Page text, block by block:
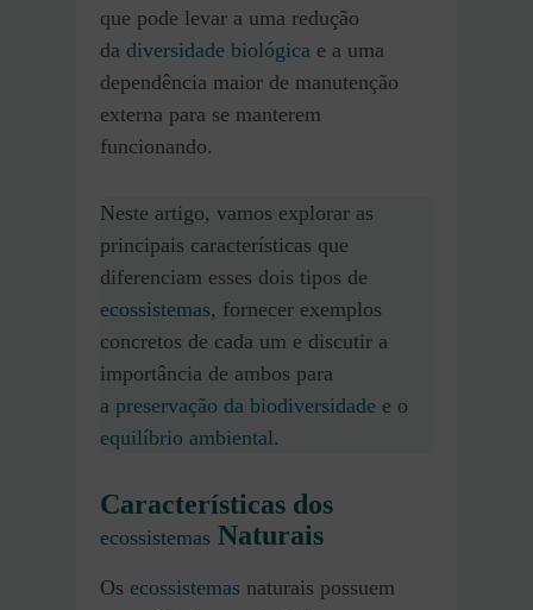
que pode levar a uma redução
da diversidade biológica e a uma
dependência maior de manutenção
externa para se manterem
funcionando.
Neste artigo, vamos explorar as
principais características que
diferenciam esses dois tipos de
ecossistemas, fornecer exemplos
concretos de cada um e discutir a
importância de ambos para
a preservação da biodiversidade e o
equilíbrio ambiental.
Características dos
ecossistemas Naturais
Os ecossistemas naturais possuem